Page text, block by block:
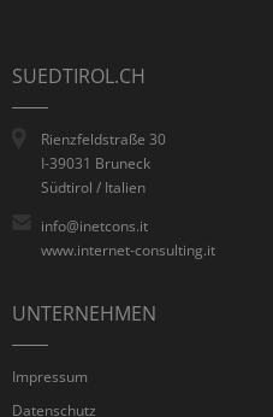
SUEDTIROL.CH
Rienzfeldstraße 30
I-39031 Bruneck
Südtirol / Italien
info@inetcons.it
www.internet-consulting.it
UNTERNEHMEN
Impressum
Datenschutz